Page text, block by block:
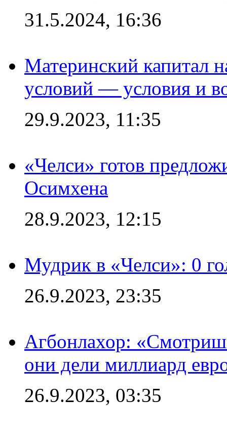
31.5.2024, 16:36
Материнский капитал
условий — условия и
29.9.2023, 11:35
«Челси» готов
Осимхена
28.9.2023, 12:15
Мудрик в «Челси»: 0
26.9.2023, 23:35
Агбонлахор:
они дели миллиард
26.9.2023, 03:35